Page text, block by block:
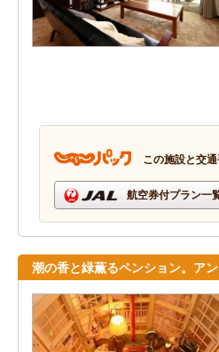
この施設と交
航空券付プラン一
潮の香と緑薫るペンション。ア